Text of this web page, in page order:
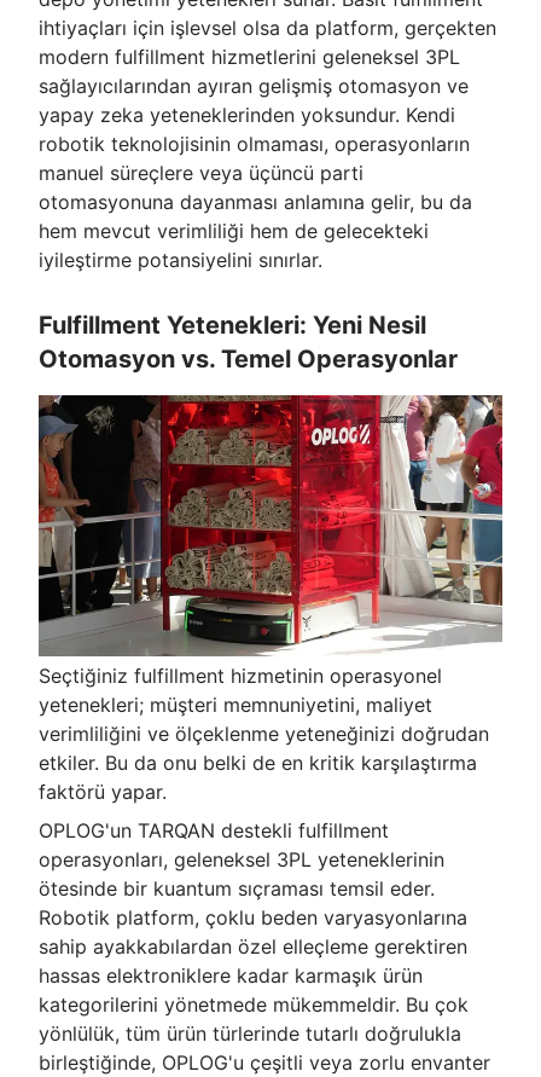
ihtiyaçları için işlevsel olsa da platform, gerçekten
modern fulfillment hizmetlerini geleneksel 3PL
sağlayıcılarından ayıran gelişmiş otomasyon ve
yapay zeka yeteneklerinden yoksundur. Kendi
robotik teknolojisinin olmaması, operasyonların
manuel süreçlere veya üçüncü parti
otomasyonuna dayanması anlamına gelir, bu da
hem mevcut verimliliği hem de gelecekteki
iyileştirme potansiyelini sınırlar.
Fulfillment Yetenekleri: Yeni Nesil
Otomasyon vs. Temel Operasyonlar
Seçtiğiniz fulfillment hizmetinin operasyonel
yetenekleri; müşteri memnuniyetini, maliyet
verimliliğini ve ölçeklenme yeteneğinizi doğrudan
etkiler. Bu da onu belki de en kritik karşılaştırma
faktörü yapar.
OPLOG'un TARQAN destekli fulfillment
operasyonları, geleneksel 3PL yeteneklerinin
ötesinde bir kuantum sıçraması temsil eder.
Robotik platform, çoklu beden varyasyonlarına
sahip ayakkabılardan özel elleçleme gerektiren
hassas elektroniklere kadar karmaşık ürün
kategorilerini yönetmede mükemmeldir. Bu çok
yönlülük, tüm ürün türlerinde tutarlı doğrulukla
birleştiğinde, OPLOG'u çeşitli veya zorlu envanter